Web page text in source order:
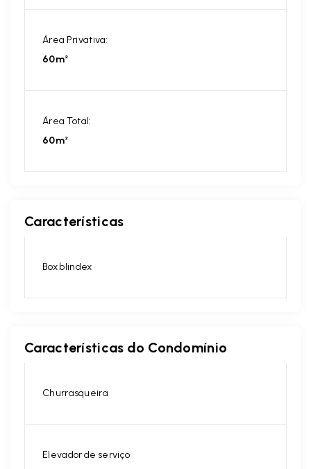
Área Privativa:
60m²
Área Total:
60m²
Características
Box blindex
Características do Condomínio
Churrasqueira
Elevador de serviço